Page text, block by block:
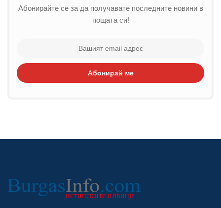
Абонирайте се за да получавате последните новини в
пощата си!
Абонирай ме